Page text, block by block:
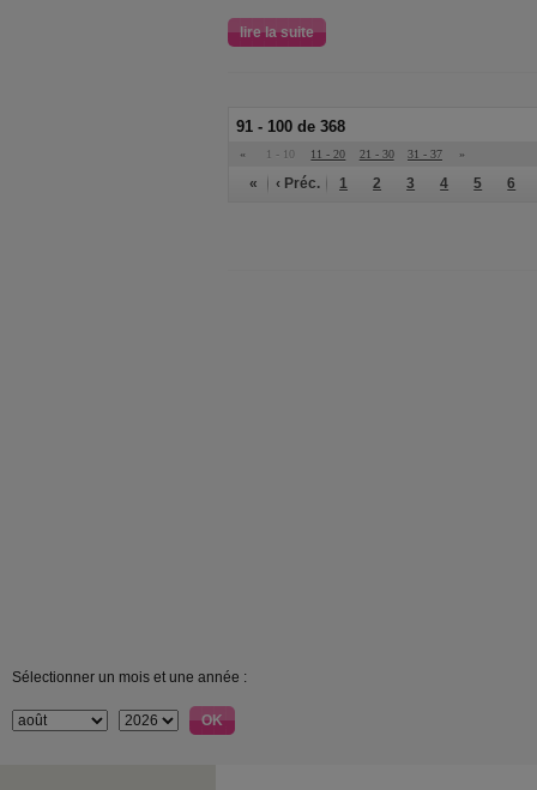
lire la suite
91 - 100 de 368
« 1 - 10 11 - 20 21 - 30 31 - 37 »
« ‹ Préc. 1 2 3 4 5 6
Sélectionner un mois et une année :